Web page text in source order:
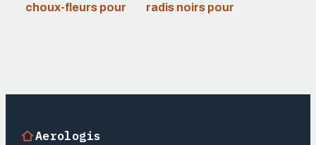
choux-fleurs pour
radis noirs pour
Aerologis